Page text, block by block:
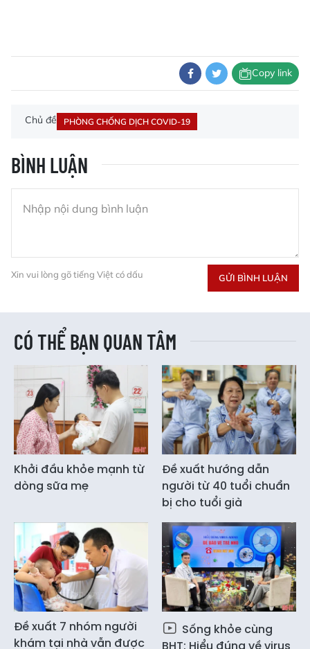
Copy link
Chủ đề PHÒNG CHỐNG DỊCH COVID-19
BÌNH LUẬN
Xin vui lòng gõ tiếng Việt có dấu GỬI BÌNH LUẬN
CÓ THỂ BẠN QUAN TÂM
Khởi đầu khỏe mạnh từ
dòng sữa mẹ
Đề xuất hướng dẫn
người từ 40 tuổi chuẩn
bị cho tuổi già
Đề xuất 7 nhóm người
khám tại nhà vẫn được
Sống khỏe cùng